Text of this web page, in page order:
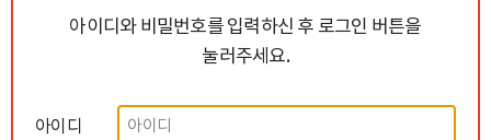
아이디와 비밀번호를 입력하신 후 로그인 버튼을
눌러주세요.
아이디